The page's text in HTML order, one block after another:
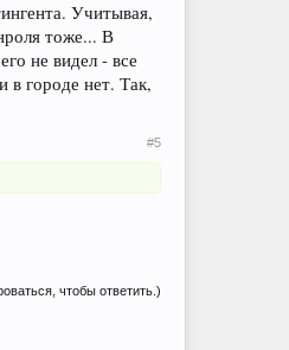
Учитывая,
тоже... В
не видел - все
в городе нет. Так,
#5
чтобы ответить.)